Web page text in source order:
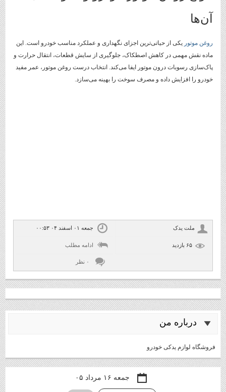
آن‌ها
روغن موتور یکی از حیاتی‌ترین اجزای نگهداری و عملکرد مناسب خودرو است. این
ماده نقش مهمی در کاهش اصطکاک، جلوگیری از سایش قطعات، انتقال حرارت و
پاک‌سازی رسوبات درون موتور ایفا می‌کند. انتخاب درست روغن موتور، عمر مفید
خودرو را افزایش داده و مصرف سوخت را بهینه می‌سازد.
ملت یدک جمعه ۰۱ اسفند ۰۴ ۰۰:۵۳
ادامه مطلب
۰ نظر
درباره من
فروشگاه لوازم یدکی خودرو
جمعه ۱۶ مرداد ۰۵